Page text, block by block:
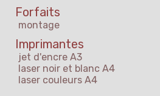
Forfaits
montage
Imprimantes
jet d'encre A3
laser noir et blanc A4
laser couleurs A4